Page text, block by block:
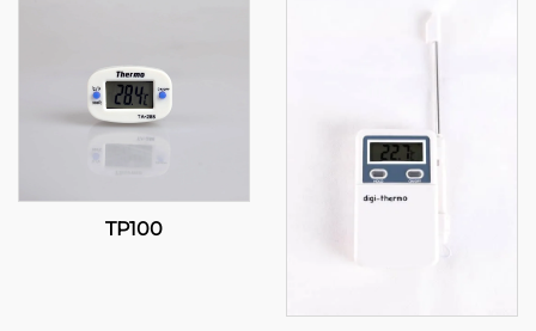
TP100